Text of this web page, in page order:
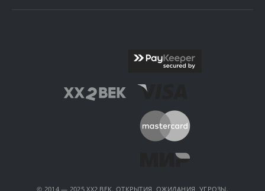
© 2014 — 2025 XX2 ВЕК. ОТКРЫТИЯ, ОЖИДАНИЯ, УГРОЗЫ.